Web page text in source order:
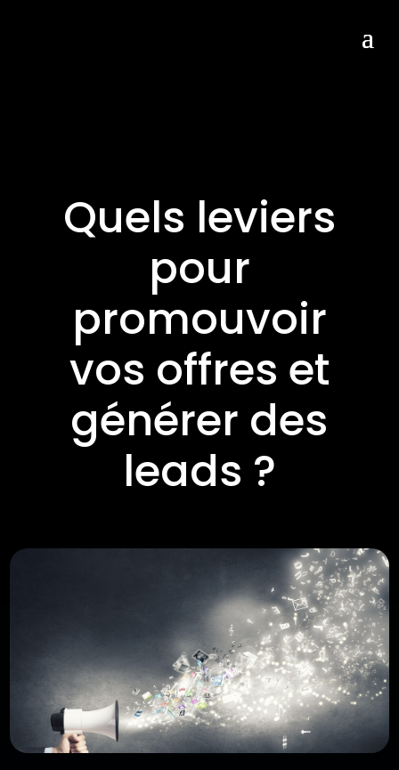
Quels leviers
pour
promouvoir
vos offres et
générer des
leads ?